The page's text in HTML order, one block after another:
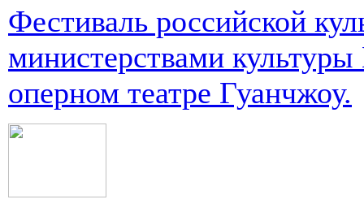
Фестиваль российской
министерствами
оперном театре Гуанчжоу.